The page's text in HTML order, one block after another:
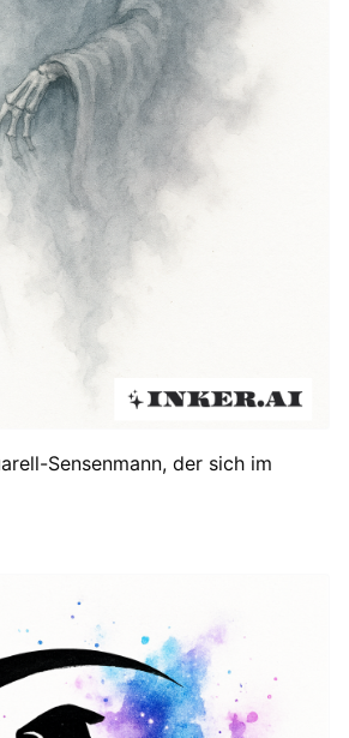
Sensenmann, der sich im